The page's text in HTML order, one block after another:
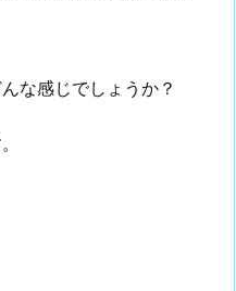
な感じでしょうか？